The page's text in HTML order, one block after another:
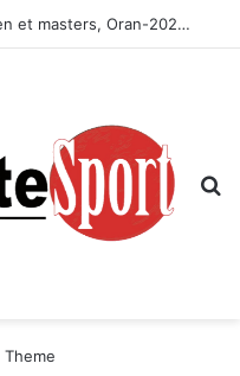
Championnat national d’été open et masters, Oran-2026 — Le CRB s’adjuge le titre